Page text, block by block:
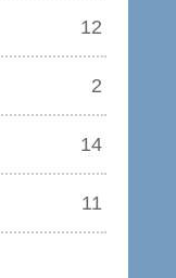
12
2
14
11